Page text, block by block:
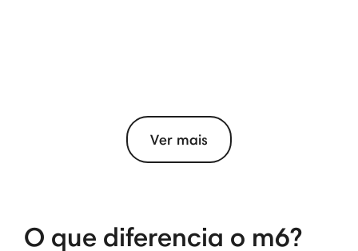
Ver mais
O que diferencia o m6?